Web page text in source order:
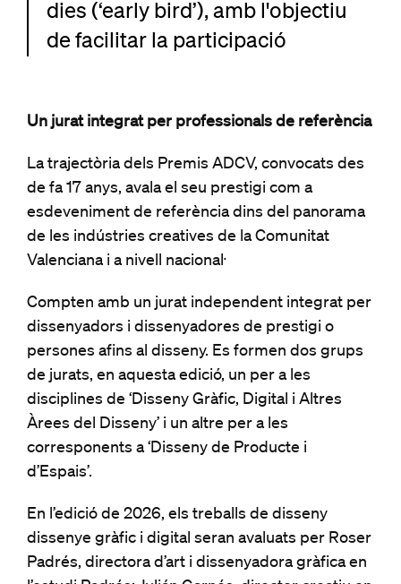
dies (‘early bird’), amb l'objectiu
de facilitar la participació
Un jurat integrat per professionals de referència
La trajectòria dels Premis ADCV, convocats des
de fa 17 anys, avala el seu prestigi com a
esdeveniment de referència dins del panorama
de les indústries creatives de la Comunitat
Valenciana i a nivell nacional.
Compten amb un jurat independent integrat per
dissenyadors i dissenyadores de prestigi o
persones afins al disseny. Es formen dos grups
de jurats, en aquesta edició, un per a les
disciplines de ‘Disseny Gràfic, Digital i Altres
Àrees del Disseny’ i un altre per a les
corresponents a ‘Disseny de Producte i
d’Espais’.
En l’edició de 2026, els treballs de disseny
dissenye gràfic i digital seran avaluats per Roser
Padrés, directora d’art i dissenyadora gràfica en